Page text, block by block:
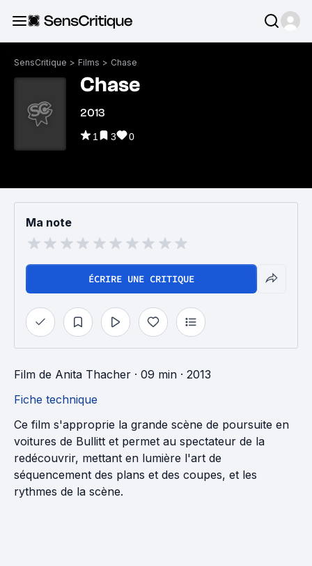
SensCritique > Films > Chase
Chase
2013
1 3 0
Ma note
ÉCRIRE UNE CRITIQUE
Film de Anita Thacher · 09 min · 2013
Fiche technique
Ce film s'approprie la grande scène de poursuite en
voitures de Bullitt et permet au spectateur de la
redécouvrir, mettant en lumière l'art de
séquencement des plans et des coupes, et les
rythmes de la scène.